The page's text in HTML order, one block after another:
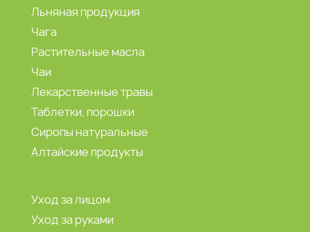
Льняная продукция
Чага
Растительные масла
Чаи
Лекарственные травы
Таблетки, порошки
Сиропы натуральные
Алтайские продукты
Уход за лицом
Уход за руками